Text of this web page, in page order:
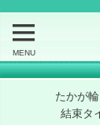
MENU
たかが
結束タ